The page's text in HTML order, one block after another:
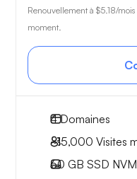
Renouvellement à $5.18/mois
moment.
4Domaines
~15,000 Visites
60 GB SSD